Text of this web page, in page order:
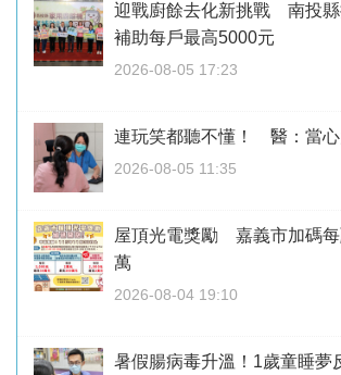
迎戰廚餘去化新挑戰 南投
補助每戶最高5000元
2026-08-05 17:23
連玩笑都聽不懂！ 醫：當心
2026-08-05 11:35
屋頂光電獎勵 嘉義市加碼
萬
2026-08-04 19:10
暑假腸病毒升溫！1歲童睡夢